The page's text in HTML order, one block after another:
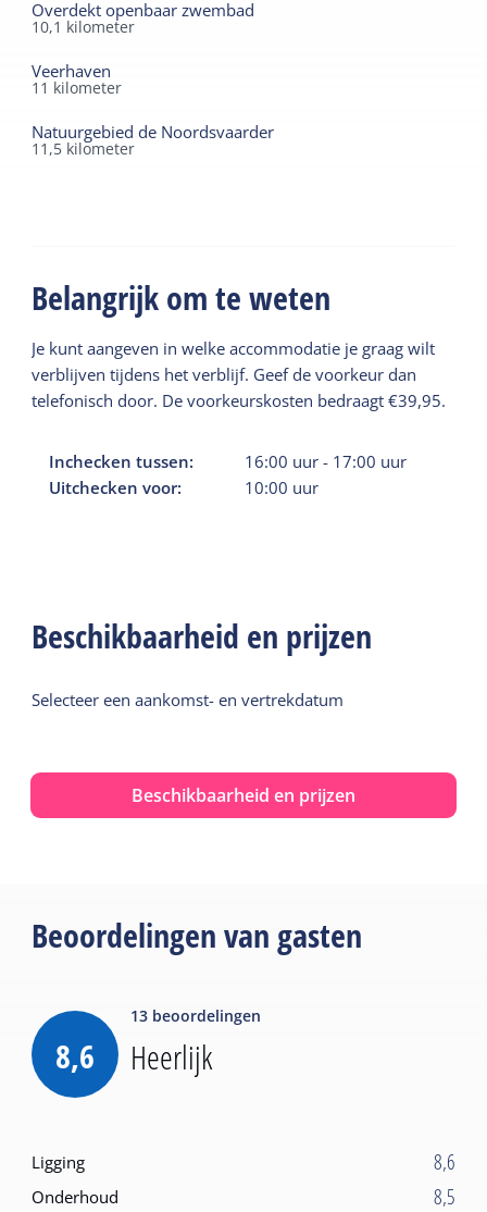
Vakantiepark Tjermelân biedt alle ruimte om
Overdekt openbaar zwembad
10,1 kilometer
Veerhaven
11 kilometer
Natuurgebied de Noordsvaarder
11,5 kilometer
Belangrijk om te weten
Je kunt aangeven in welke accommodatie je graag wilt
verblijven tijdens het verblijf. Geef de voorkeur dan
telefonisch door. De voorkeurskosten bedraagt €39,95.
Inchecken tussen: 16:00 uur - 17:00 uur
Uitchecken voor:
10:00 uur
Beschikbaarheid en prijzen
Selecteer een aankomst- en vertrekdatum
Beschikbaarheid en prijzen
Beoordelingen van gasten
8,6
13 beoordelingen
Heerlijk
Ligging 8,6
Onderhoud 8,5